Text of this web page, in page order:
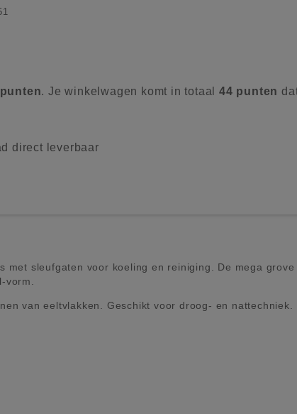
punten. Je winkelwagen komt in totaal44 punten
direct leverbaar
met sleufgaten voor koeling en reiniging. De mega
van eeltvlakken. Geschikt voor droog- en nattechniek.